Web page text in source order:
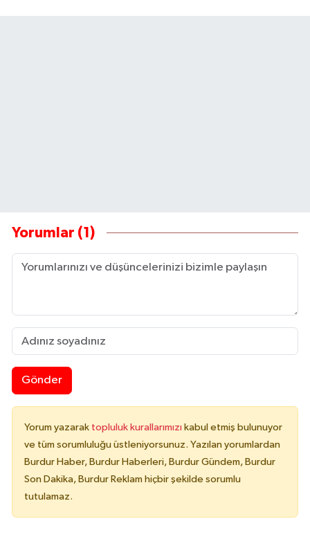
Yorumlar (1)
Gönder
Yorum yazarak topluluk kurallarımızı kabul etmiş bulunuyor
ve tüm sorumluluğu üstleniyorsunuz. Yazılan yorumlardan
Burdur Haber, Burdur Haberleri, Burdur Gündem, Burdur
Son Dakika, Burdur Reklam hiçbir şekilde sorumlu
tutulamaz.